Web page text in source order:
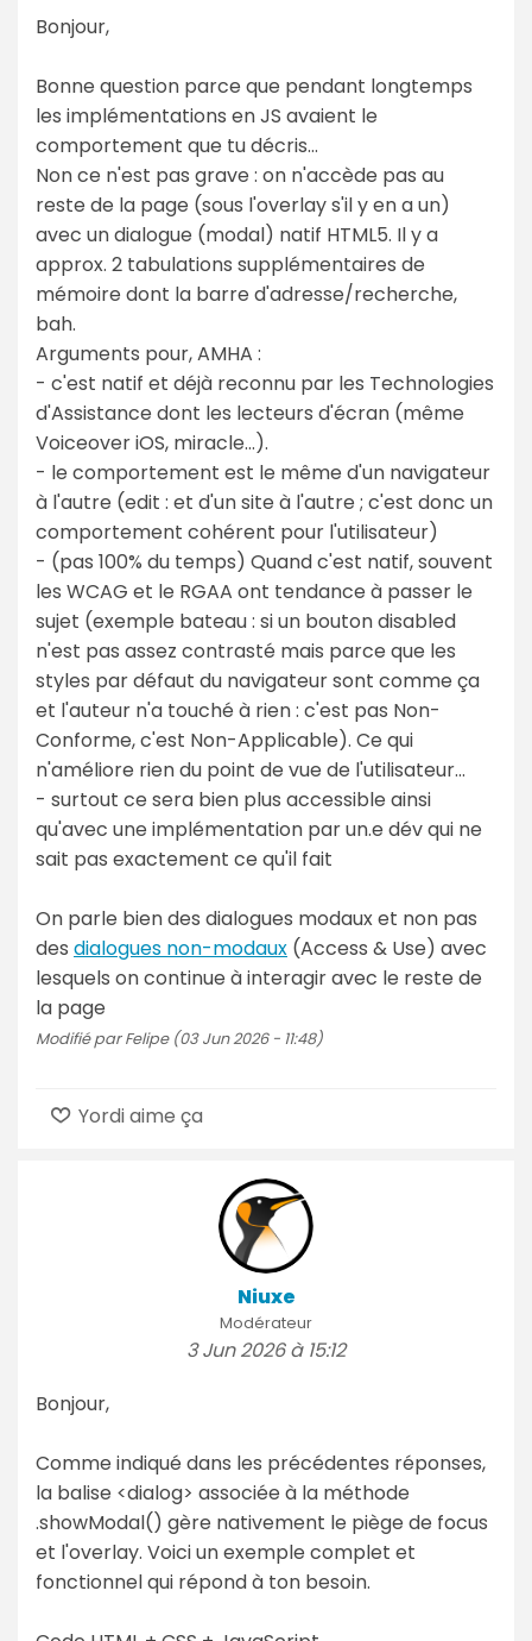
Bonjour,
Bonne question parce que pendant longtemps
les implémentations en JS avaient le
comportement que tu décris...
Non ce n'est pas grave : on n'accède pas au
reste de la page (sous l'overlay s'il y en a un)
avec un dialogue (modal) natif HTML5. Il y a
approx. 2 tabulations supplémentaires de
mémoire dont la barre d'adresse/recherche,
bah.
Arguments pour, AMHA :
- c'est natif et déjà reconnu par les Technologies
d'Assistance dont les lecteurs d'écran (même
Voiceover iOS, miracle...).
- le comportement est le même d'un navigateur
à l'autre (edit : et d'un site à l'autre ; c'est donc un
comportement cohérent pour l'utilisateur)
- (pas 100% du temps) Quand c'est natif, souvent
les WCAG et le RGAA ont tendance à passer le
sujet (exemple bateau : si un bouton disabled
n'est pas assez contrasté mais parce que les
styles par défaut du navigateur sont comme ça
et l'auteur n'a touché à rien : c'est pas Non-
Conforme, c'est Non-Applicable). Ce qui
n'améliore rien du point de vue de l'utilisateur...
- surtout ce sera bien plus accessible ainsi
qu'avec une implémentation par un.e dév qui ne
sait pas exactement ce qu'il fait
On parle bien des dialogues modaux et non pas
des dialogues non-modaux (Access & Use) avec
lesquels on continue à interagir avec le reste de
la page
Modifié par Felipe (03 Jun 2026 - 11:48)
Yordi aime ça
Niuxe
Modérateur
3 Jun 2026 à 15:12
Bonjour,
Comme indiqué dans les précédentes réponses,
la balise <dialog> associée à la méthode
.showModal() gère nativement le piège de focus
et l'overlay. Voici un exemple complet et
fonctionnel qui répond à ton besoin.